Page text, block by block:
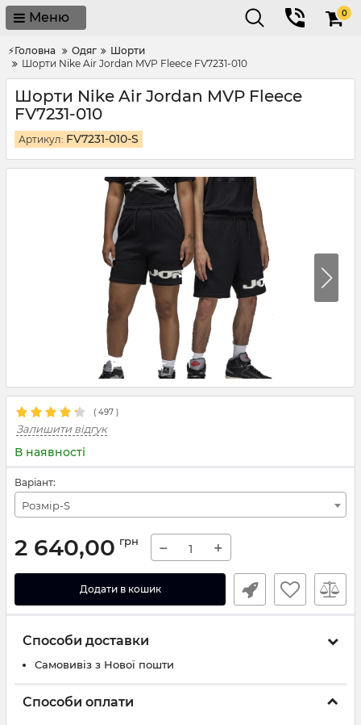
Меню 0
⚡Головна Одяг
Шорти
Шорти Nike Air Jordan MVP Fleece FV7231-010
Шорти Nike Air Jordan MVP Fleece
FV7231-010
Артикул: FV7231-010-S
( 497 )
Залишити відгук
В наявності
Варіант:
Розмір-S
2 640,00 грн − +
Додати в кошик
Способи доставки
Самовивіз з Нової пошти
Способи оплати